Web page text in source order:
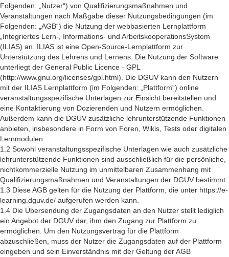
Folgenden: „Nutzer“) von Qualifizierungsmaßnahmen und
Veranstaltungen nach Maßgabe dieser Nutzungsbedingungen (im
Folgenden: „AGB“) die Nutzung der webbasierten Lernplattform
„Integriertes Lern-, Informations- und ArbeitskooperationsSystem
(ILIAS) an. ILIAS ist eine Open-Source-Lernplattform zur
Unterstützung des Lehrens und Lernens. Die Nutzung der Software
unterliegt der General Public Licence - GPL
(http://www.gnu.org/licenses/gpl.html). Die DGUV kann den Nutzern
mit der ILIAS Lernplattform (im Folgenden: „Plattform“) online
veranstaltungsspezifische Unterlagen zur Einsicht bereitstellen und
eine Kontaktierung von Dozierenden und Nutzern ermöglichen.
Außerdem kann die DGUV zusätzliche lehrunterstützende Funktionen
anbieten, insbesondere in Form von Foren, Wikis, Tests oder digitalen
Lernmodulen.
1.2 Sowohl veranstaltungsspezifische Unterlagen wie auch zusätzliche
lehrunterstützende Funktionen sind ausschließlich für die persönliche,
nichtkommerzielle Nutzung im unmittelbaren Zusammenhang mit
Qualifizierungsmaßnahmen und Veranstaltungen der DGUV bestimmt.
1.3 Diese AGB gelten für die Nutzung der Plattform, die unter https://e-
learning.dguv.de/ aufgerufen werden kann.
1.4 Die Übersendung der Zugangsdaten an den Nutzer stellt lediglich
ein Angebot der DGUV dar, ihm den Zugang zur Plattform zu
ermöglichen. Um den Nutzungsvertrag für die Plattform
abzuschließen, muss der Nutzer die Zugangsdaten auf der Plattform
eingeben und sein Einverständnis mit der Geltung der AGB